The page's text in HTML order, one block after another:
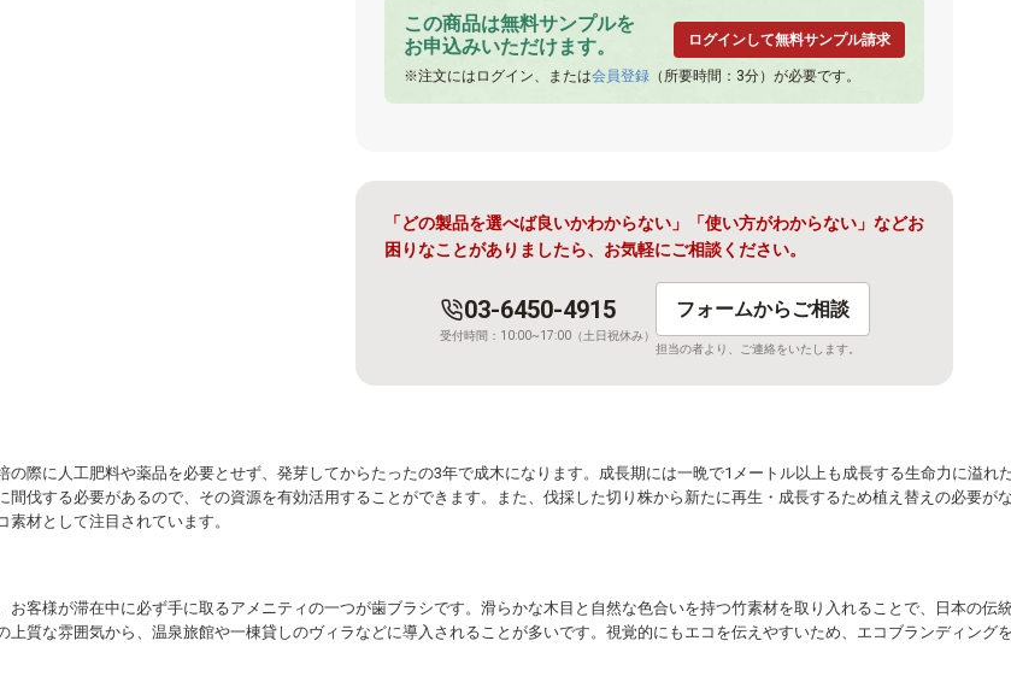
この商品は無料サンプルを
お申込みいただけます。
ログインして無料サンプル請求
注文にはログイン、または会員登録 （所要時間：3分）が必要です。
「どの製品を選べば良いかわからない」 「使い方がわからない」 などお
困りなことがありましたら、 お気軽にご相談ください。
03-6450-4915
受付時間：10:00~17:00（土日祝休み）
フォームからご相談
担当の者より、ご連絡をいたします。
の際に人工肥料や薬品を必要とせず、発芽してからたったの3年で成木になります。成長期には一晩で1メートル以上も成長する生命力に溢れ
間伐する必要があるので、その資源を有効活用することができます。また、伐採した切り株から新たに再生・成長するため植え替えの必要が
材として注目されています。
お客様が滞在中に必ず手に取るアメニティの一つが歯ブラシです。滑らかな木目と自然な色合いを持つ竹素材を取り入れることで、日本の伝
上質な雰囲気から、温泉旅館や一棟貸しのヴィラなどに導入されることが多いです。視覚的にもエコを伝えやすいため、エコブランディング